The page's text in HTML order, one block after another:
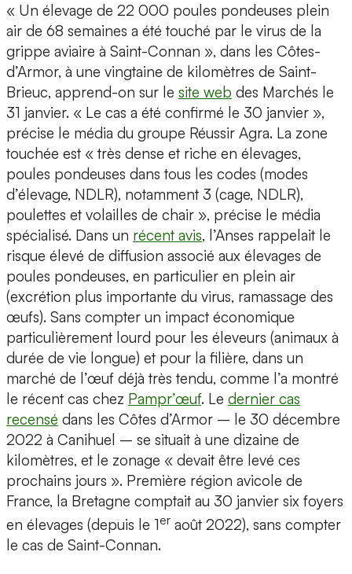
« Un élevage de 22 000 poules pondeuses plein
air de 68 semaines a été touché par le virus de la
grippe aviaire à Saint-Connan », dans les Côtes-
d’Armor, à une vingtaine de kilomètres de Saint-
Brieuc, apprend-on sur le site web des Marchés le
31 janvier. « Le cas a été confirmé le 30 janvier »,
précise le média du groupe Réussir Agra. La zone
touchée est « très dense et riche en élevages,
poules pondeuses dans tous les codes (modes
d’élevage, NDLR), notamment 3 (cage, NDLR),
poulettes et volailles de chair », précise le média
spécialisé. Dans un récent avis, l’Anses rappelait le
risque élevé de diffusion associé aux élevages de
poules pondeuses, en particulier en plein air
(excrétion plus importante du virus, ramassage des
œufs). Sans compter un impact économique
particulièrement lourd pour les éleveurs (animaux à
durée de vie longue) et pour la filière, dans un
marché de l’œuf déjà très tendu, comme l’a montré
le récent cas chez Pampr’œuf. Le dernier cas
recensé dans les Côtes d’Armor – le 30 décembre
2022 à Canihuel – se situait à une dizaine de
kilomètres, et le zonage « devait être levé ces
prochains jours ». Première région avicole de
France, la Bretagne comptait au 30 janvier six foyers
en élevages (depuis le 1er août 2022), sans compter
le cas de Saint-Connan.